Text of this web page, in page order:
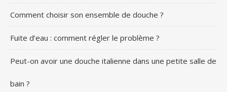
Comment choisir son ensemble de douche ?
Fuite d’eau : comment régler le problème ?
Peut-on avoir une douche italienne dans une petite salle de
bain ?